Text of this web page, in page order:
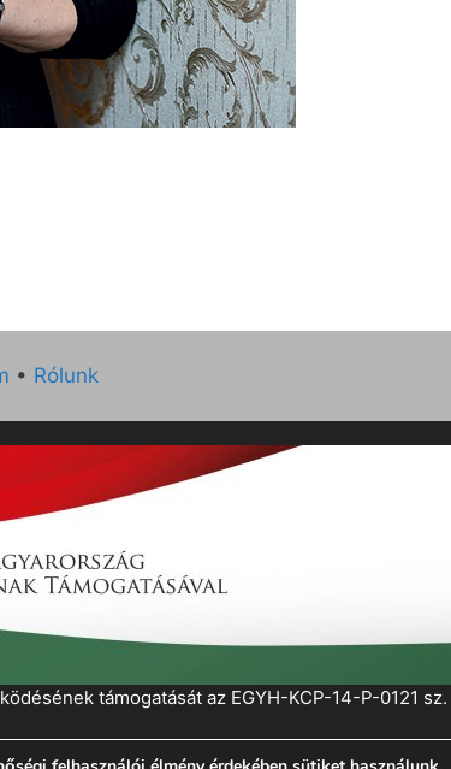
• Rólunk
támogatását az EGYH-KCP-14-P-0121